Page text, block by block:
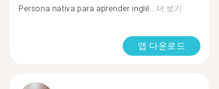
Persona nativa para aprender inglé...더 보기
앱 다운로드